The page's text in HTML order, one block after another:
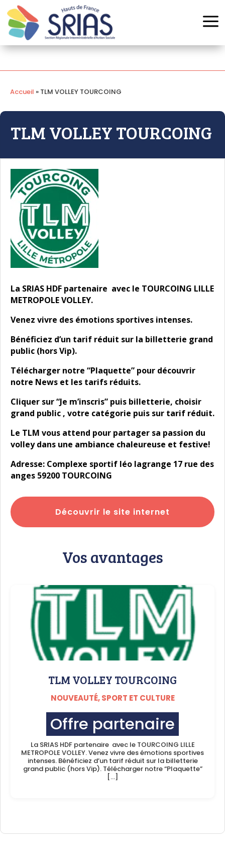
a
Accueil » TLM VOLLEY TOURCOING
TLM VOLLEY TOURCOING
La SRIAS HDF partenaire avec le TOURCOING LILLE
METROPOLE VOLLEY.
Venez vivre des émotions sportives intenses.
Bénéficiez d’un tarif réduit sur la billetterie grand
public (hors Vip).
Télécharger notre “Plaquette” pour découvrir
notre News et les tarifs réduits.
Cliquer sur “Je m’inscris” puis billetterie, choisir
grand public , votre catégorie puis sur tarif réduit.
Le TLM vous attend pour partager sa passion du
volley dans une ambiance chaleureuse et festive!
Adresse: Complexe sportif léo lagrange 17 rue des
anges 59200 TOURCOING
Découvrir le site internet
Vos avantages
TLM VOLLEY TOURCOING
NOUVEAUTÉ, SPORT ET CULTURE
Offre partenaire
La SRIAS HDF partenaire avec le TOURCOING LILLE
METROPOLE VOLLEY. Venez vivre des émotions sportives
intenses. Bénéficiez d’un tarif réduit sur la billetterie
grand public (hors Vip). Télécharger notre “Plaquette”
[…]
Panneau de gestion des cookies